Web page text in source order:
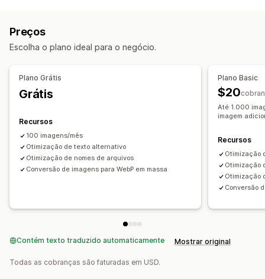
Texto alternativo
Conversão de formato
Compactação
Nomenclatura de arquivos
Otimização de velocidade
Preços
Escolha o plano ideal para o negócio.
Plano Grátis
Grátis
Recursos
100 imagens/mês
Otimização de texto alternativo
Otimização de nomes de arquivos
Conversão de imagens para WebP em massa
Plano Basic
$20
Até 1.000
imagem
Recursos
Otimização
Otimização
Otimização
Conversão
Contém texto traduzido automaticamente Mostrar original
Todas as cobranças são faturadas em USD.